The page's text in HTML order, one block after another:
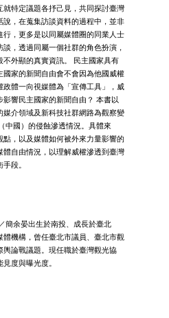
就特定議題各抒己見，共同探討臺灣
說，在蒐集訪談資料的過程中，並非
行，更多是以同屬媒體圈的同業人士
，透過同屬一個社群的角色扮演，
外顯的真實資訊。 民主國家具有
國家的新聞自由會不會因為他國威權
政體一向視媒體為「宣傳工具」，威
響民主國家的新聞自由？ 本書以
媒介領域及新科技社群網路為觀察變
中國）的侵蝕滲透情況。具體來
，以及媒體如何被外來力量影響的
體自由情況，以理解威權滲透到臺灣
段。
簡余晏出生於南投、成長於臺北
機構，曾任臺北市議員、臺北市觀
輿論戰議題。現任職於臺灣觀光協
度與曝光度。